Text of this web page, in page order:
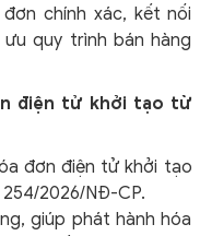
chính xác, kết nối
quy trình bán hàng
điện tử khởi tạo từ
đơn điện tử khởi tạo
254/2026/NĐ-CP.
giúp phát hành hóa